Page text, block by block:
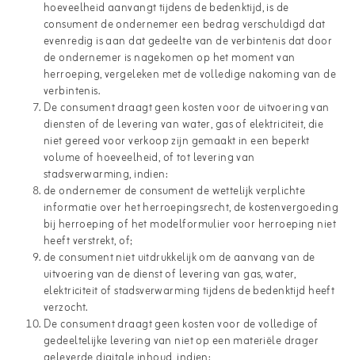
hoeveelheid aanvangt tijdens de bedenktijd, is de
consument de ondernemer een bedrag verschuldigd dat
evenredig is aan dat gedeelte van de verbintenis dat door
de ondernemer is nagekomen op het moment van
herroeping, vergeleken met de volledige nakoming van de
verbintenis.
De consument draagt geen kosten voor de uitvoering van
diensten of de levering van water, gas of elektriciteit, die
niet gereed voor verkoop zijn gemaakt in een beperkt
volume of hoeveelheid, of tot levering van
stadsverwarming, indien:
de ondernemer de consument de wettelijk verplichte
informatie over het herroepingsrecht, de kostenvergoeding
bij herroeping of het modelformulier voor herroeping niet
heeft verstrekt, of;
de consument niet uitdrukkelijk om de aanvang van de
uitvoering van de dienst of levering van gas, water,
elektriciteit of stadsverwarming tijdens de bedenktijd heeft
verzocht.
De consument draagt geen kosten voor de volledige of
gedeeltelijke levering van niet op een materiële drager